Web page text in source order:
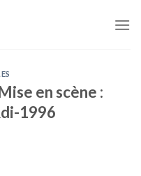
en scène :
1996